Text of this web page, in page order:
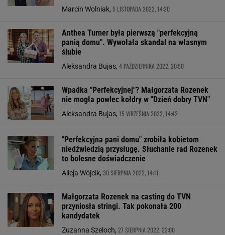
Marcin Wolniak, 5 LISTOPADA 2022, 14:20
Anthea Turner była pierwszą "perfekcyjną
panią domu". Wywołała skandal na własnym
ślubie
Aleksandra Bujas, 4 PAŹDZIERNIKA 2022, 20:50
Wpadka "Perfekcyjnej"? Małgorzata Rozenek
nie mogła powlec kołdry w "Dzień dobry TVN"
Aleksandra Bujas, 15 WRZEŚNIA 2022, 14:42
"Perfekcyjna pani domu" zrobiła kobietom
niedźwiedzią przysługę. Słuchanie rad Rozenek
to bolesne doświadczenie
Alicja Wójcik, 30 SIERPNIA 2022, 14:11
Małgorzata Rozenek na casting do TVN
przyniosła stringi. Tak pokonała 200
kandydatek
Zuzanna Szeloch, 27 SIERPNIA 2022, 22:00